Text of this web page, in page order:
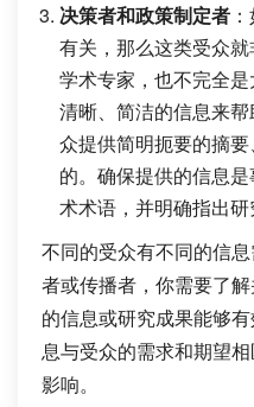
决策者和政策制定者
有关，那么这类受众
学术专家，也不完全
清晰、简洁的信息来
众提供简明扼要的摘
的。确保提供的信息
术术语，并明确指出研
不同的受众有不同的信
者或传播者，你需要了
的信息或研究成果能够
息与受众的需求和期望
影响。